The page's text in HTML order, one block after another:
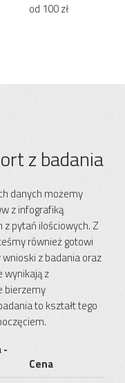
od 100 zł
z badania
danych możemy
z infografiką
pytań ilościowych. Z
również gotowi
z badania oraz
wynikają z
bierzemy
to kształt tego
-
Cena